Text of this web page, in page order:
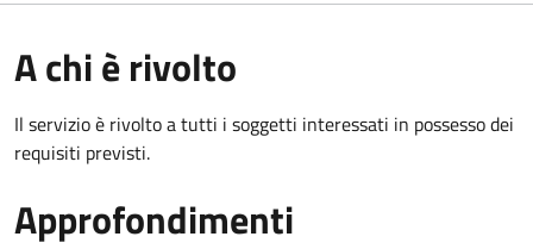
A chi è rivolto
Il servizio è rivolto a tutti i soggetti interessati in possesso dei
requisiti previsti.
Approfondimenti